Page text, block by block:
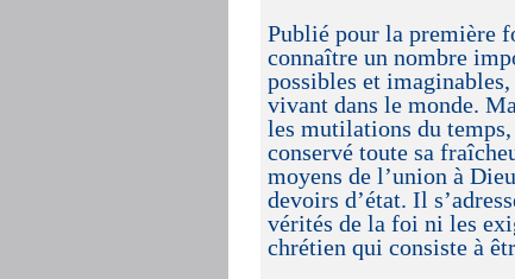
Publié pour la première
connaître un nombre
possibles et
vivant dans le monde.
les mutilations du
conservé toute sa
moyens de l’union à
devoirs d’état. Il
vérités de la foi ni les
chrétien qui consiste à